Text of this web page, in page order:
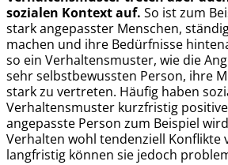
sozialen Kontext auf. So ist zum
stark angepasster Menschen,
machen und ihre Bedürfnisse
so ein Verhaltensmuster, wie die
sehr selbstbewussten Person, ihre
stark zu vertreten. Häufig haben
Verhaltensmuster kurzfristig
angepasste Person zum Beispiel
Verhalten wohl tendenziell Konflikte
langfristig können sie jedoch